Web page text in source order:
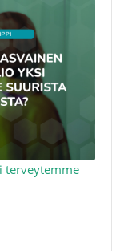
terveytemme